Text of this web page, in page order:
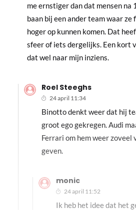
me ernstiger dan dat mensen na
baan bij een ander team waar
hoger op kunnen komen. Dat
sfeer of iets dergelijks. Een kort
dat wel naar mijn inziens.
Roel Steeghs
24 april 11:34
Binotto denkt weer dat hij
groot ego gekregen. Audi
Ferrari om hem weer
geven.
monic
24 april 11:52
Ik heb het idee dat het